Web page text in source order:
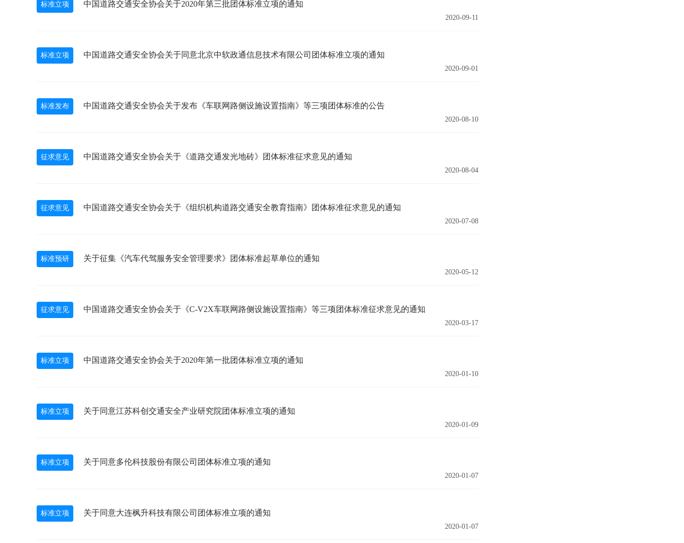
标准立项 中国道路交通安全协会关于2020年第三批团体标准立项的通知
2020-09-11
标准立项 中国道路交通安全协会关于同意北京中软政通信息技术有限公司团体标准立项的通知
2020-09-01
标准发布 中国道路交通安全协会关于发布《车联网路侧设施设置指南》等三项团体标准的公告
2020-08-10
征求意见 中国道路交通安全协会关于《道路交通发光地砖》团体标准征求意见的通知
2020-08-04
征求意见 中国道路交通安全协会关于《组织机构道路交通安全教育指南》团体标准征求意见的通知
2020-07-08
标准预研 关于征集《汽车代驾服务安全管理要求》团体标准起草单位的通知
2020-05-12
征求意见 中国道路交通安全协会关于《C-V2X车联网路侧设施设置指南》等三项团体标准征求意见的通知
2020-03-17
标准立项 中国道路交通安全协会关于2020年第一批团体标准立项的通知
2020-01-10
标准立项 关于同意江苏科创交通安全产业研究院团体标准立项的通知
2020-01-09
标准立项 关于同意多伦科技股份有限公司团体标准立项的通知
2020-01-07
标准立项 关于同意大连枫升科技有限公司团体标准立项的通知
2020-01-07